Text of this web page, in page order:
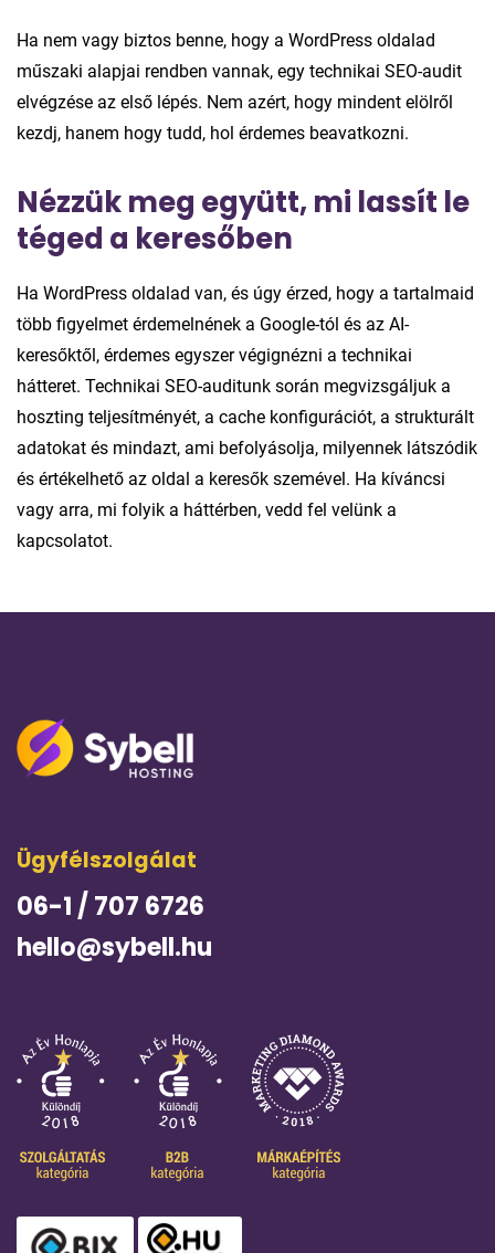
Ha nem vagy biztos benne, hogy a WordPress oldalad
műszaki alapjai rendben vannak, egy technikai SEO-audit
elvégzése az első lépés. Nem azért, hogy mindent elölről
kezdj, hanem hogy tudd, hol érdemes beavatkozni.
Nézzük meg együtt, mi lassít le
téged a keresőben
Ha WordPress oldalad van, és úgy érzed, hogy a tartalmaid
több figyelmet érdemelnének a Google-tól és az AI-
keresőktől, érdemes egyszer végignézni a technikai
hátteret. Technikai SEO-auditunk során megvizsgáljuk a
hoszting teljesítményét, a cache konfigurációt, a strukturált
adatokat és mindazt, ami befolyásolja, milyennek látszódik
és értékelhető az oldal a keresők szemével. Ha kíváncsi
vagy arra, mi folyik a háttérben, vedd fel velünk a
kapcsolatot.
Ügyfélszolgálat
06-1 / 707 6726
hello@sybell.hu